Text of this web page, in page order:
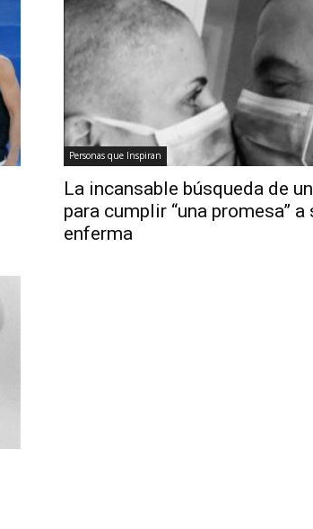
Personas que Inspiran
La incansable búsqueda de
para cumplir “una promesa” a
enferma